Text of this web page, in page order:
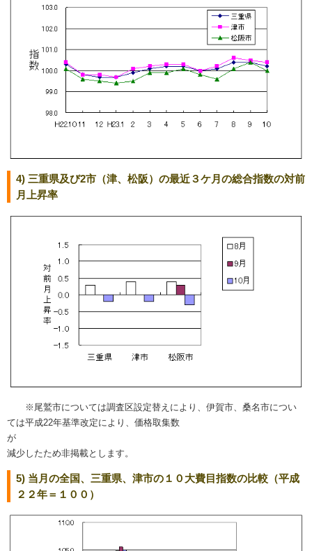
4) 三重県及び2市（津、松阪）の最近３ケ月の総合指数の対前
月上昇率
※尾鷲市については調査区設定替えにより、伊賀市、桑名市につい
ては平成22年基準改定により、価格取集数
減少したため非掲載とします。
5) 当月の全国、三重県、津市の１０大費目指数の比較（平成
２２年＝１００）